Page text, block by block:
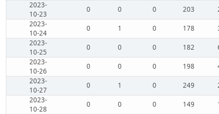
2023-
10-23
0 0 0 203
2023-
10-24
0 1 0 178
2023-
10-25
0 0 0 182
2023-
10-26
0 0 0 198
2023-
10-27
0 1 0 249
2023-
10-28
0 0 0 149